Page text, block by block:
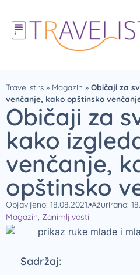
Travelist.rs » Magazin » Običaji za
venčanje, kako opštinsko
Običaji za
kako
venčanje,
opštinsko
Objavljeno: 18.08.2021. Ažurirano:
Magazin, Zanimljivosti
Sadržaj: